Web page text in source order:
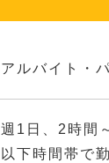
アルバイト・
週1日、2時間
以下時間帯で